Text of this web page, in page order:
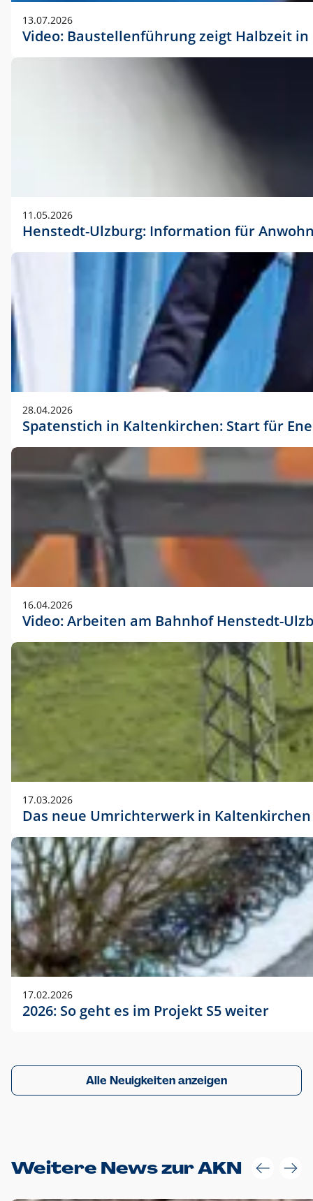
13.07.2026
Video: Baustellenführung zeigt Halbzeit
11.05.2026
Henstedt-Ulzburg: Information für
28.04.2026
Spatenstich in Kaltenkirchen: Start für
16.04.2026
Video: Arbeiten am Bahnhof Henstedt-
17.03.2026
Das neue Umrichterwerk in Kaltenkirchen
17.02.2026
2026: So geht es im Projekt S5 weiter
Alle Neuigkeiten anzeigen
Weitere News zur AKN